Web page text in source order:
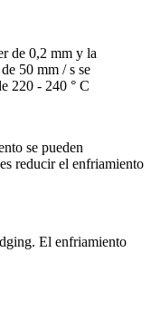
de 0,2 mm y la
50 mm / s se
220 - 240 ° C
se pueden
reducir el enfriamiento
El enfriamiento